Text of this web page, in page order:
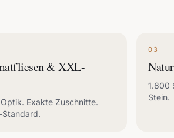
& XXL-
Exakte Zuschnitte.
03
1.800
Stein.